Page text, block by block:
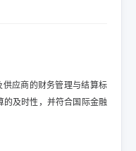
应商的财务管理与结算标
的及时性，并符合国际金融